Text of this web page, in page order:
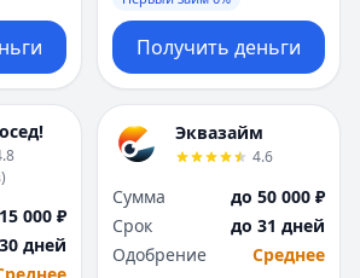
Получить деньги
)
000 ₽
дней
Эквазайм
4.6
Сумма
до 50 000 ₽
Срок
до 31 дней
Одобрение
Среднее